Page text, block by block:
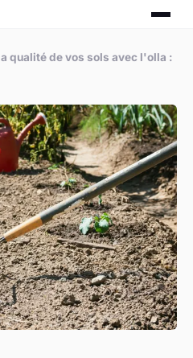
qualité de vos sols avec l'olla :